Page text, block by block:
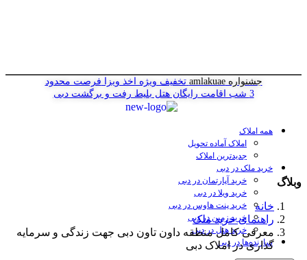
جشنواره amlakuae تخفیف ویژه اخذ ویزا فرصت محدود
3 شب اقامت رایگان هتل
بلیط رفت و برگشت دبی
همه املاک
املاک آماده تحویل
جدیدترین املاک
خرید ملک در دبی
خرید آپارتمان در دبی
خرید ویلا در دبی
خرید پنت هاوس در دبی
خرید زمین در دبی
خرید هتل در دبی
سازنده‌ها در دبی
وبلاگ
خانه
راهنمای خرید ملک
معرفی کامل منطقه داون تاون دبی جهت زندگی و سرمایه
گذاری در املاک دبی